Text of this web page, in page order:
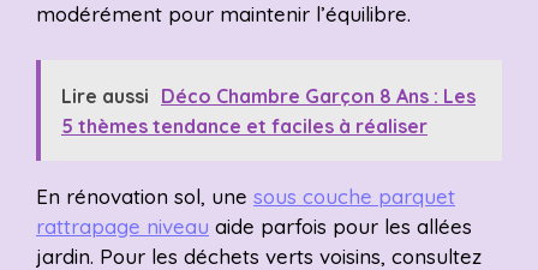
modérément pour maintenir l’équilibre.
Lire aussi Déco Chambre Garçon 8 Ans : Les
5 thèmes tendance et faciles à réaliser
En rénovation sol, une sous couche parquet
rattrapage niveau aide parfois pour les allées
jardin. Pour les déchets verts voisins, consultez